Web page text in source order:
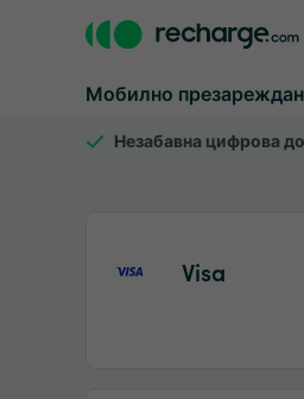
Мобилно
Незабавна цифрова
Visa